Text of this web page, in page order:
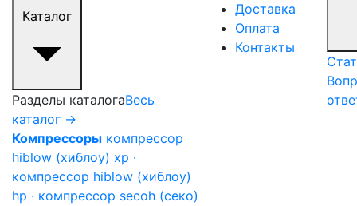
Каталог
Разделы каталогаВесь
каталог →
Компрессоры компрессор
hiblow (хиблоу) xp ·
компрессор hiblow (хиблоу)
hp · компрессор secoh (секо)
Доставка
Оплата
Контакты